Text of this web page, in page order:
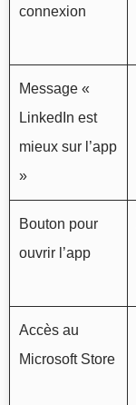
connexion
Message «
LinkedIn est
mieux sur l’app
»
Bouton pour
ouvrir l’app
Accès au
Microsoft Store